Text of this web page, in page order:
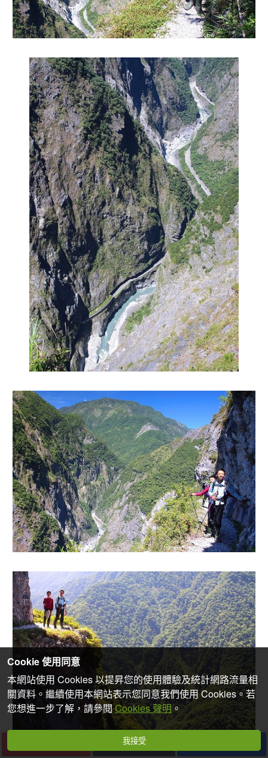
下一篇
Cookie 使用同意
本網站使用 Cookies 以提昇您的使用體驗及統計網路流量相
關資料。繼續使用本網站表示您同意我們使用 Cookies。若
您想進一步了解，請參閱Cookies 聲明。
我接受